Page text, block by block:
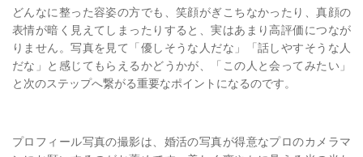
どんなに整った容姿の方でも、笑顔がぎこちなかったり、真顔の
表情が暗く見えてしまったりすると、実はあまり高評価につなが
りません。写真を見て「優しそうな人だな」「話しやすそうな人
だな」と感じてもらえるかどうかが、「この人と会ってみたい」
と次のステップへ繋がる重要なポイントになるのです。
プロフィール写真の撮影は、婚活の写真が得意なプロのカメラマ